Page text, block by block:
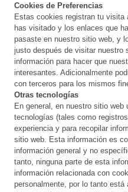
Cookies de Preferencias
Estas cookies registran tu visita
has visitado y los enlaces que
pasaste en nuestro sitio web, y
justo después de visitar nuestro
información para hacer que
interesantes. Adicionalmente
con terceros para los mismos
Otras tecnologías
En general, en nuestro sitio
tecnologías (tales como
experiencia y para recopilar
sitio web. Esta información es
información general y no
tanto, ninguna parte de esta
información relacionada con
personalmente, por lo tanto